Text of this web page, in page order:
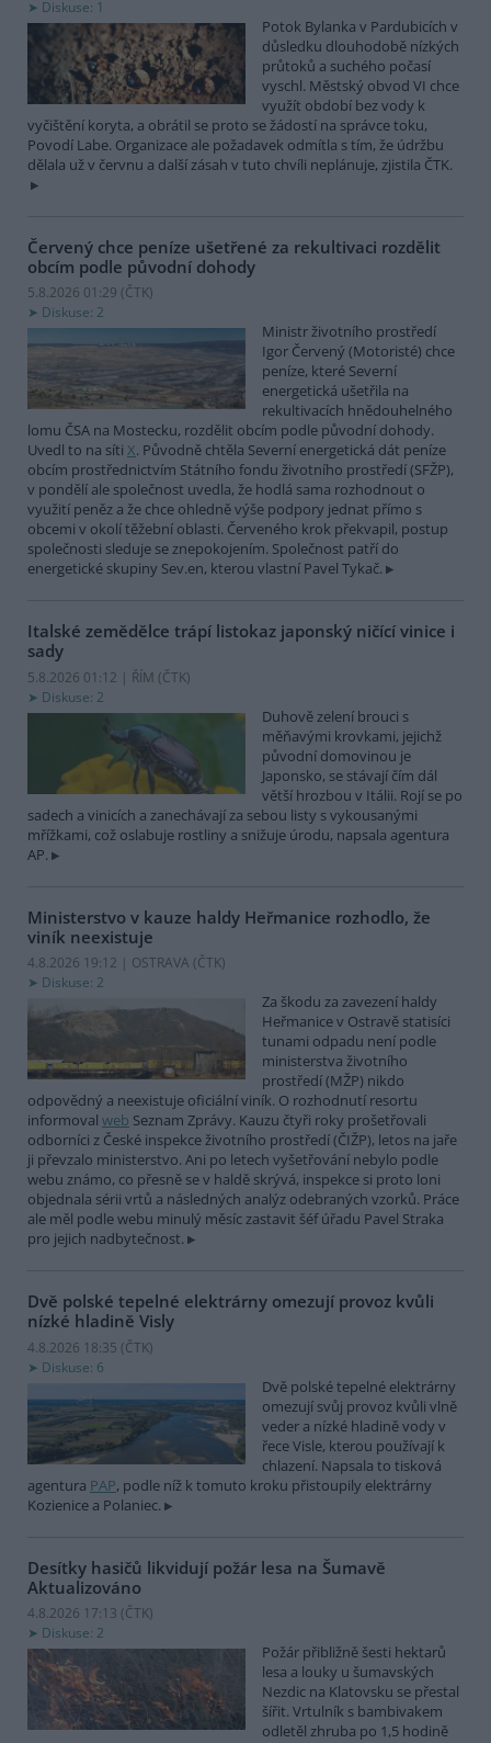
Diskuse: 1
Potok Bylanka v Pardubicích v
důsledku dlouhodobě nízkých
průtoků a suchého počasí
vyschl. Městský obvod VI chce
využít období bez vody k
vyčištění koryta, a obrátil se proto se žádostí na správce toku,
Povodí Labe. Organizace ale požadavek odmítla s tím, že údržbu
dělala už v červnu a další zásah v tuto chvíli neplánuje, zjistila ČTK.
Červený chce peníze ušetřené za rekultivaci rozdělit
obcím podle původní dohody
5.8.2026 01:29 (ČTK)
Diskuse: 2
Ministr životního prostředí
Igor Červený (Motoristé) chce
peníze, které Severní
energetická ušetřila na
rekultivacích hnědouhelného
lomu ČSA na Mostecku, rozdělit obcím podle původní dohody.
Uvedl to na síti X. Původně chtěla Severní energetická dát peníze
obcím prostřednictvím Státního fondu životního prostředí (SFŽP),
v pondělí ale společnost uvedla, že hodlá sama rozhodnout o
využití peněz a že chce ohledně výše podpory jednat přímo s
obcemi v okolí těžební oblasti. Červeného krok překvapil, postup
společnosti sleduje se znepokojením. Společnost patří do
energetické skupiny Sev.en, kterou vlastní Pavel Tykač.
Italské zemědělce trápí listokaz japonský ničící vinice i
sady
5.8.2026 01:12 | ŘÍM (ČTK)
Diskuse: 2
Duhově zelení brouci s
měňavými krovkami, jejichž
původní domovinou je
Japonsko, se stávají čím dál
větší hrozbou v Itálii. Rojí se po
sadech a vinicích a zanechávají za sebou listy s vykousanými
mřížkami, což oslabuje rostliny a snižuje úrodu, napsala agentura
AP.
Ministerstvo v kauze haldy Heřmanice rozhodlo, že
viník neexistuje
4.8.2026 19:12 | OSTRAVA (ČTK)
Diskuse: 2
Za škodu za zavezení haldy
Heřmanice v Ostravě statisíci
tunami odpadu není podle
ministerstva životního
prostředí (MŽP) nikdo
odpovědný a neexistuje oficiální viník. O rozhodnutí resortu
informoval web Seznam Zprávy. Kauzu čtyři roky prošetřovali
odborníci z České inspekce životního prostředí (ČIŽP), letos na jaře
ji převzalo ministerstvo. Ani po letech vyšetřování nebylo podle
webu známo, co přesně se v haldě skrývá, inspekce si proto loni
objednala sérii vrtů a následných analýz odebraných vzorků. Práce
ale měl podle webu minulý měsíc zastavit šéf úřadu Pavel Straka
pro jejich nadbytečnost.
Dvě polské tepelné elektrárny omezují provoz kvůli
nízké hladině Visly
4.8.2026 18:35 (ČTK)
Diskuse: 6
Dvě polské tepelné elektrárny
omezují svůj provoz kvůli vlně
veder a nízké hladině vody v
řece Visle, kterou používají k
chlazení. Napsala to tisková
agentura PAP, podle níž k tomuto kroku přistoupily elektrárny
Kozienice a Polaniec.
Desítky hasičů likvidují požár lesa na Šumavě
Aktualizováno
4.8.2026 17:13 (ČTK)
Diskuse: 2
Požár přibližně šesti hektarů
lesa a louky u šumavských
Nezdic na Klatovsku se přestal
šířit. Vrtulník s bambivakem
odletěl zhruba po 1,5 hodině